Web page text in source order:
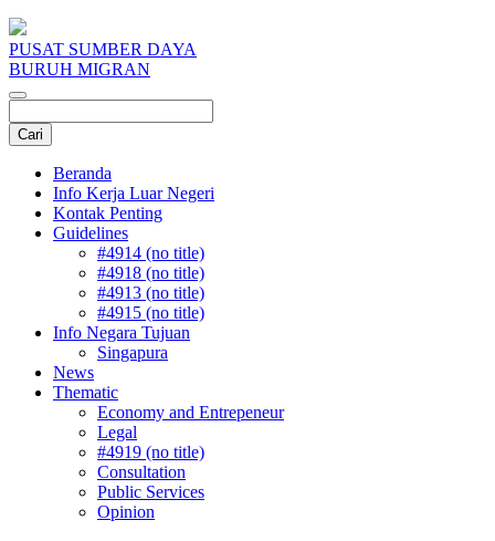
PUSAT SUMBER DAYA
BURUH MIGRAN
Beranda
Info Kerja Luar Negeri
Kontak Penting
Guidelines
#4914 (no title)
#4918 (no title)
#4913 (no title)
#4915 (no title)
Info Negara Tujuan
Singapura
News
Thematic
Economy and Entrepeneur
Legal
#4919 (no title)
Consultation
Public Services
Opinion